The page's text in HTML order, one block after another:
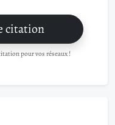
citation
pour vos réseaux !